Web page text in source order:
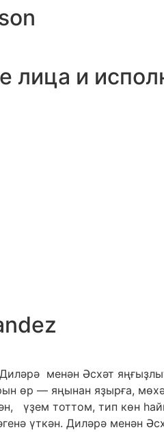
лица и
менән Әсхәт
өр — яңынан яҙырға,
үҙем тоттом, тип көн
үткән. Диләрә менән